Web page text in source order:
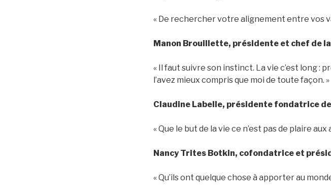
« De rechercher votre alignement entre vos
Manon Brouillette, présidente et chef de
« Il faut suivre son instinct. La vie c’est long :
l’avez mieux compris que moi de toute façon. »
Claudine Labelle, présidente fondatrice
« Que le but de la vie ce n’est pas de plaire
Nancy Trites Botkin, cofondatrice et
« Qu’ils ont quelque chose à apporter au